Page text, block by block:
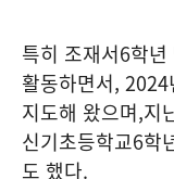
특히 조재서6학
활동하면서, 2024
지도해 왔으며,지
신기초등학교6학
도 했다.